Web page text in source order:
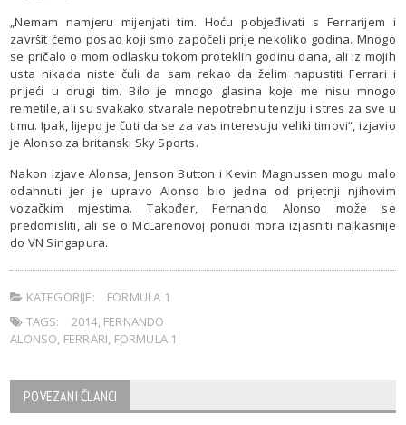
„Nemam namjeru mijenjati tim. Hoću pobjeđivati s Ferrarijem i
završit ćemo posao koji smo započeli prije nekoliko godina. Mnogo
se pričalo o mom odlasku tokom proteklih godinu dana, ali iz mojih
usta nikada niste čuli da sam rekao da želim napustiti Ferrari i
prijeći u drugi tim. Bilo je mnogo glasina koje me nisu mnogo
remetile, ali su svakako stvarale nepotrebnu tenziju i stres za sve u
timu. Ipak, lijepo je čuti da se za vas interesuju veliki timovi“, izjavio
je Alonso za britanski Sky Sports.
Nakon izjave Alonsa, Jenson Button i Kevin Magnussen mogu malo
odahnuti jer je upravo Alonso bio jedna od prijetnji njihovim
vozačkim mjestima. Također, Fernando Alonso može se
predomisliti, ali se o McLarenovoj ponudi mora izjasniti najkasnije
do VN Singapura.
KATEGORIJE:
FORMULA 1
TAGS:
2014, FERNANDO
ALONSO, FERRARI, FORMULA 1
POVEZANI ČLANCI